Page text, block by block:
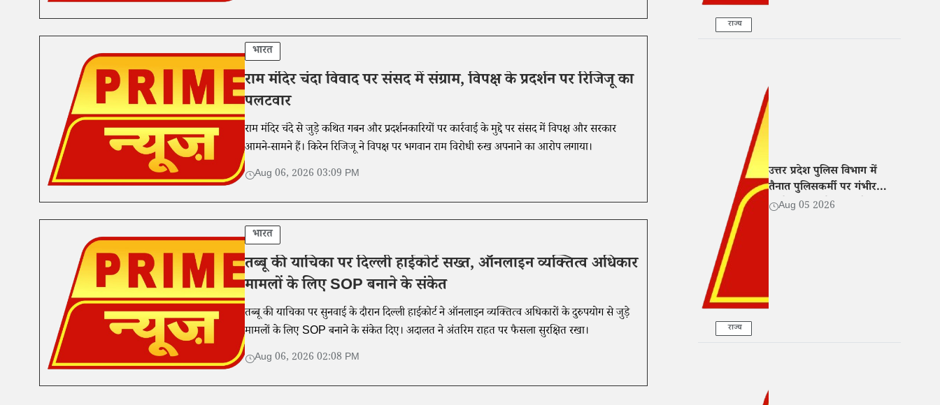
भारत
राम मंदिर चंदा विवाद पर संसद में संग्राम, विपक्ष के प्रदर्शन पर रिजिजू का
पलटवार
राम मंदिर चंदे से जुड़े कथित गबन और प्रदर्शनकारियों पर कार्रवाई के मुद्दे पर संसद में विपक्ष और सरकार
आमने-सामने हैं। किरेन रिजिजू ने विपक्ष पर भगवान राम विरोधी रुख अपनाने का आरोप लगाया।
Aug 06, 2026 03:09 PM
भारत
तब्बू की याचिका पर दिल्ली हाईकोर्ट सख्त, ऑनलाइन व्यक्तित्व अधिकार
मामलों के लिए SOP बनाने के संकेत
तब्बू की याचिका पर सुनवाई के दौरान दिल्ली हाईकोर्ट ने ऑनलाइन व्यक्तित्व अधिकारों के दुरुपयोग से जुड़े
मामलों के लिए SOP बनाने के संकेत दिए। अदालत ने अंतरिम राहत पर फैसला सुरक्षित रखा।
Aug 06, 2026 02:08 PM
राज्य
राज्य
उत्तर प्रदेश पुलिस विभाग में
तैनात पुलिसकर्मी पर गंभीर
आरोप, पत्नी ने CM और DGP
Aug 05 2026